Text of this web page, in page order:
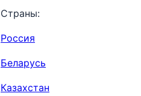
Страны:
Россия
Беларусь
Казахстан